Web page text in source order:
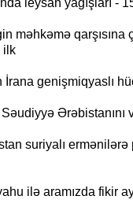
məhkəmə qarşısına
ilk
İrana genişmiqyaslı
Ərəbistanını
suriyalı ermənilərə
ilə aramızda fikir